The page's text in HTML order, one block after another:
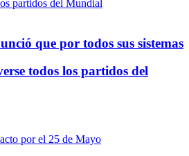
que por todos sus sistemas
todos los partidos del